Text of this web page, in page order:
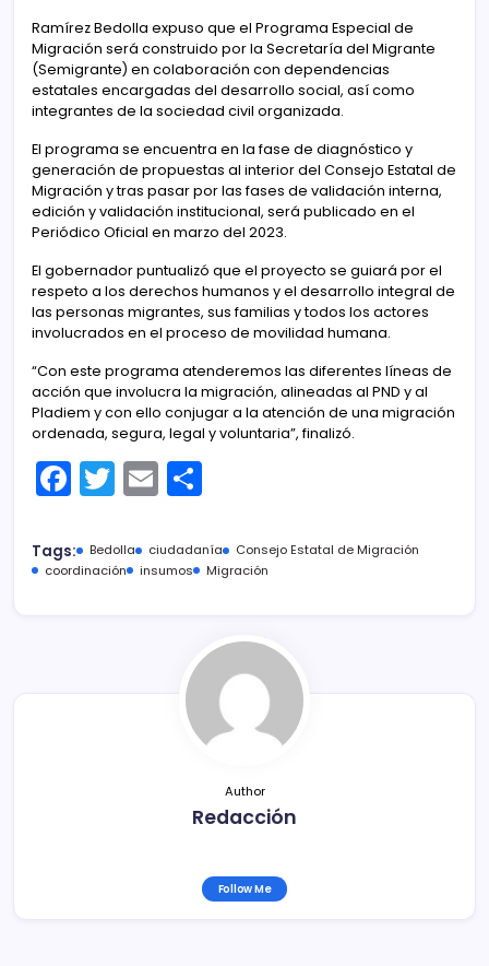
Ramírez Bedolla expuso que el Programa Especial de
Migración será construido por la Secretaría del Migrante
(Semigrante) en colaboración con dependencias
estatales encargadas del desarrollo social, así como
integrantes de la sociedad civil organizada.
El programa se encuentra en la fase de diagnóstico y
generación de propuestas al interior del Consejo Estatal de
Migración y tras pasar por las fases de validación interna,
edición y validación institucional, será publicado en el
Periódico Oficial en marzo del 2023.
El gobernador puntualizó que el proyecto se guiará por el
respeto a los derechos humanos y el desarrollo integral de
las personas migrantes, sus familias y todos los actores
involucrados en el proceso de movilidad humana.
“Con este programa atenderemos las diferentes líneas de
acción que involucra la migración, alineadas al PND y al
Pladiem y con ello conjugar a la atención de una migración
ordenada, segura, legal y voluntaria”, finalizó.
F
a
c
e
T
w
itt
er
E
m
ai
l
m
p
tir
Tags: Bedolla ciudadanía
Consejo Estatal de Migración
coordinación
insumos Migración
Author
Redacción
Follow Me